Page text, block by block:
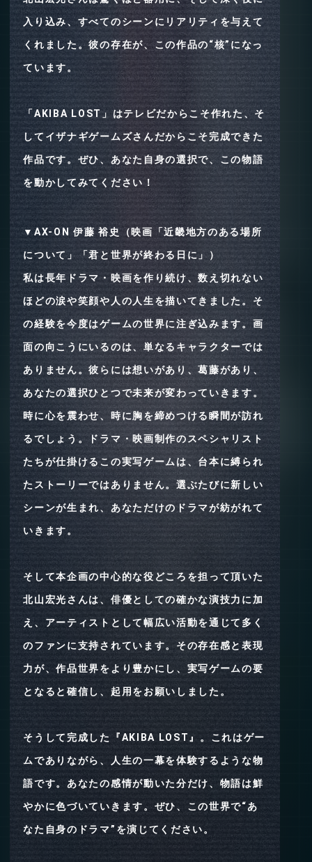
入り込み、すべてのシーンにリアリティを与えて
くれました。彼の存在が、この作品の“核”になっ
ています。
「AKIBA LOST」はテレビだからこそ作れた、そ
してイザナギゲームズさんだからこそ完成できた
作品です。ぜひ、あなた自身の選択で、この物語
を動かしてみてください！
▼AX-ON 伊藤 裕史（映画「近畿地方のある場所
について」「君と世界が終わる日に」）
私は長年ドラマ・映画を作り続け、数え切れない
ほどの涙や笑顔や人の人生を描いてきました。そ
の経験を今度はゲームの世界に注ぎ込みます。画
面の向こうにいるのは、単なるキャラクターでは
ありません。彼らには想いがあり、葛藤があり、
あなたの選択ひとつで未来が変わっていきます。
時に心を震わせ、時に胸を締めつける瞬間が訪れ
るでしょう。ドラマ・映画制作のスペシャリスト
たちが仕掛けるこの実写ゲームは、台本に縛られ
たストーリーではありません。選ぶたびに新しい
シーンが生まれ、あなただけのドラマが紡がれて
いきます。
そして本企画の中心的な役どころを担って頂いた
北山宏光さんは、俳優としての確かな演技力に加
え、アーティストとして幅広い活動を通じて多く
のファンに支持されています。その存在感と表現
力が、作品世界をより豊かにし、実写ゲームの要
となると確信し、起用をお願いしました。
そうして完成した『AKIBA LOST』。これはゲー
ムでありながら、人生の一幕を体験するような物
語です。あなたの感情が動いた分だけ、物語は鮮
やかに色づいていきます。ぜひ、この世界で“あ
なた自身のドラマ”を演じてください。